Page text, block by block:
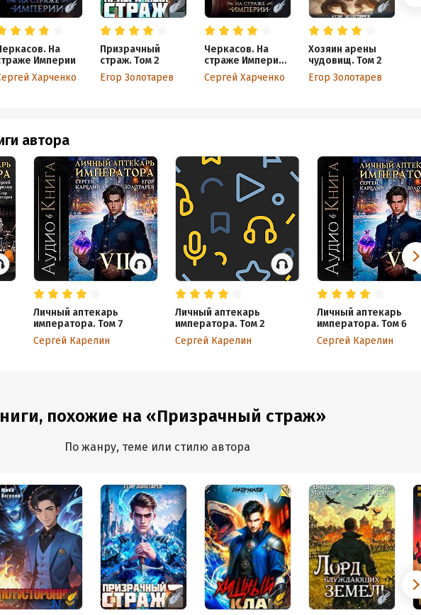
На
Империи
Харченко
Призрачный
страж. Том 2
Егор Золотарев
Черкасов. На
страже Империи.
Том 2
Сергей Харченко
Хозяин арены
чудовищ. Том 2
Егор Золотарев
автора
Личный аптекарь
императора. Том 7
Сергей Карелин
Личный аптекарь
императора. Том 2
Сергей Карелин
Личный аптекарь
императора. Том 6
Сергей Карелин
похожие на «Призрачный страж»
По жанру, теме или стилю автора